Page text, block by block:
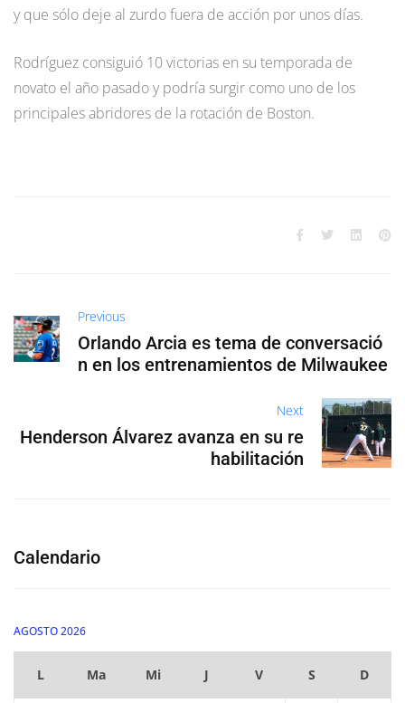
y que sólo deje al zurdo fuera de acción por unos días.
Rodríguez consiguió 10 victorias en su temporada de
novato el año pasado y podría surgir como uno de los
principales abridores de la rotación de Boston.
Previous
Orlando Arcia es tema de conversació
n en los entrenamientos de Milwaukee
Next
Henderson Álvarez avanza en su re
habilitación
Calendario
AGOSTO 2026
L Ma Mi J V S D